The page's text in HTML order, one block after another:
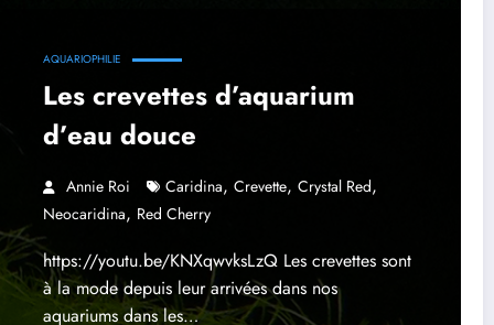
AQUARIOPHILIE
Les crevettes d’aquarium
d’eau douce
Annie Roi Caridina, Crevette, Crystal Red,
Neocaridina, Red Cherry
https://youtu.be/KNXqwvksLzQ Les crevettes sont
à la mode depuis leur arrivées dans nos
aquariums dans les…